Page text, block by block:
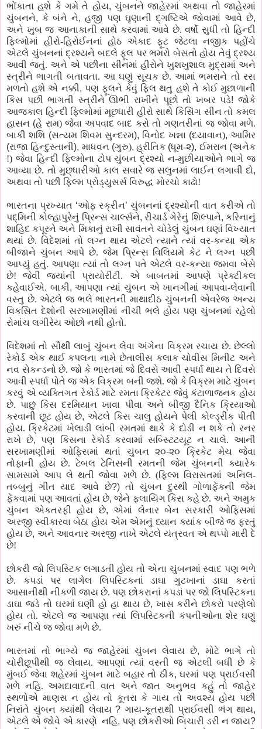
ભોંકાતા હશે કે ગમે તે હોય, ચુંબનને જાહેરમાં અથવા તો જાહેરમાં
ચુંબનને,કે બંને ને,હજી પણ ઘૃણાની દ્ગષ્ટિએ જોવામાં આવે છે,
અને ખુબ જ આનાકાની સાથે કરવામાં આવે છે. વર્ષો સુધી તો હિન્દી
ફિલ્મોમાં
હીરો-હિરોઈનનાં હોઠ એકાદ ફૂટ જેટલા નજીક પહોંચે
એટલે ચુંબનનાં દ્રશ્યને બદલે ફૂલ પર ભમરો બેસતો હોય તેવું દ્રશ્ય
આવી જતું. અને એ પછીના સીનમાં હીરોને ખુશખુશાલ મુદ્રામાં અને
સ્ત્રીને ભાગતી બતાવતા. આ ઘણું સૂચક છે. આમાં ભમરાને તો રસ
મળતો હશે એ નક્કી, પણ ફૂલને કેવું ફિલ થતુ હશે તે કોઈ મુછાળાની
કિસ પછી ભાગતી સ્ત્રીને ઊભી રાખીને પૂછો તો ખબર પડે!જોકે
આજકાલ હિન્દી ફિલ્મોમાં મૂછધારી હીરો સાથે કિસિંગ સીન તો કમલ
હાસન (હે રામ) જેવા અપવાદ બાદ કરો તો ગણતરીનાં જ જોવા મળે.
બાકી શશિ (સત્યમ શિવમ સુન્દરમ), વિનોદ ખન્ના (દયાવાન), આમિર
(રાજા હિન્દુસ્તાની), માધવન (ગુરુ), હ્રીતિક (ધૂમ-૨), ઈમરાન (અનેક
!) જેવા હિન્દી ફિલ્મોના ટોપ ચુંબન દ્રશ્યો ન-મુછીયાઓને ભાગે જ
આવ્યા છે. તો મુછ્ધારીઓ કાલ સવારે જ સલુનમાં લાઈન લગાવી દો,
અથવા તો પછી ફિલ્મ પ્રોડ્યુસર્સ વિરુદ્ધ મોરચો કાઢો!
ભારતના પ્રખ્યાત ‘ઓફ સ્ક્રીન’ ચુંબનનાં દ્રશ્યોની વાત કરીએ તો
પદ્મિની કોલ્હાપુરેનું પ્રિન્સ ચાર્લ્સને,રીચાર્ડ ગેરેનું શિલ્પાને,કરિનાનું
શાહિદ કપૂરને અને મિકાનું રાખી સાવંતને ચોડેલું ચુંબન ઘણાં વિખ્યાત
થયાં છે. વિદેશમાં તો લગ્ન થાય એટલે ત્યાને ત્યાં વર-કન્યા એક
બીજાને ચુંબન આપે છે. જેમ પ્રિન્સ વિલિયમે કેટ ને લગ્ન પછી
આપ્યું હતું. આપણા ત્યાં તો લગ્ન પતે એટલે વર-કન્યા જમવા બેસે
છે! જેવી
જ્યાંની પ્રાયોરીટી. એ બાબતમાં આપણે
પ્રેક્ટીકલ
કહેવાઈએ. બાકી,આપણા ત્યાં ચુંબન એ ખાનગીમાં આપવા-લેવાની
વસ્તુ છે. એટલે જ ભલે ભારતની માથાદીઠ ચુંબનની એવરેજ અન્ય
વિકસિત દેશોની સરખામણીમાં નીચી ભલે હોય પણ ચુંબનમાં રહેલો
રોમાંચ લગીરેય ઓછો નથી હોતો.
વિદેશમાં તો સૌથી લાબું ચુંબન લેવા અંગેના વિક્રમ રચાય છે. છેલ્લો
રેકોર્ડ એક થાઈ કપલના નામે છેતાલીસ કલાક ચોવીસ મિનીટ અને
નવ સેકન્ડનો છે. જો કે ભારતમાં જે દિવસે આવી સ્પર્ધા થાય તે દિવસે
આવી સ્પર્ધા પોતે જ એક વિક્રમ બની જશે. જો કે વિક્રમ માટે ચુંબન
કરવું એ વ્યક્તિગત રેકોર્ડ માટે રમતા ક્રિકેટર જેવું કંટાળાજનક હોય
છે. પાછું કિસ દરમિયાન ખાવા પીવા અને બીજી દૈનિક ક્રિયાઓ
કરવાની છૂટ હોય છે,એટલે કિસ ચાલુ હોયને પેલી કોલ્ડ્રીંક પીતી
હોય. ક્રિકેટમાં ખેલાડી લાંબી રમતમાં થાકે કે દોડી ન શકે તો રનર
રાખે છે, પણ કિસના રેકોર્ડ કરવામાં સબ્સ્ટિટયૂટ ન ચાલે. આની
સરખામણીમાં ઓફિસમાં થતાં ચુંબન
૨૦-૨૦ ક્રિકેટ મેચ
જેવા
તોફાની હોય છે. ટેબલ ટેનિસની રમતની જેમ ચુંબનની ક્યારેક
સામસામે આપ લે થતી જોવા મળે છે. (ફિલ્મ વિરાસતમાં અનિલ-
તબ્બુનું
ગીત યાદ આવે છે?)તો ચુંબન દુરથી ગોળાફેંકની
જેમ
ફેંકવામાં પણ આવતાં હોય છે,જેને ફ્લાયિંગ કિસ કહે છે. અને અમુક
ચુંબન એકતરફી હોય છે, એમાં લેનાર બેન સરકારી ઓફિસમાં
અરજી સ્વીકારવા બેઠા હોય એમ એમનું ધ્યાન ક્યાંક બીજે જ ફરતું
હોય છે, અને આવનાર અરજી નાખે એટલે યંત્રવત એ થપ્પો મારી દે
છે!
છોકરી જો લિપસ્ટિક લગાડતી હોય તો એના ચુંબનમાં સ્વાદ પણ ભળે
છે. કપડાં
પર લાગેલ લિપસ્ટિકનાં ડાઘા ગુટખાનાં
ડાઘા કરતાં
આસાનીથી નીકળી જાય છે. પણ છોકરાનાં કપડાં પર જો લિપસ્ટિકના
ડાઘા જડે તો ઘરમાં ઘણી હો હા થાય છે, ખાસ કરીને છોકરો પરણેલો
હોય તો. એટલે જ આપણા ત્યાં લિપસ્ટિકની કંપનીઓના શેર ઘણું
ખરું નીચે જ જોવા મળે છે.
ભારતમાં તો ભાગ્યે જ જાહેરમાં ચુંબન લેવાય છે, મોટે ભાગે તો
ચોરીછૂપીથી જ લેવાય. આપણાં ત્યાં વસ્તી જ એટલી બધી છે કે
મુંબઈ જેવા શહેરમાં ચુંબન માટે બહાર તો ઠીક,ઘરમાં પણ પ્રાઈવસી
મળે નહિ. અમદાવાદની વાત અને જાત અનુભવ કહું તો જાહેર
સ્થળોએ માણસ ન હોય તો કૂતરા કે ગાય તો અવશ્ય હોય પછી
નિરાંતે ચુંબન ક્યાંથી લેવાય ? ગાય-કૂતરાથી પ્રાઈવસી ભંગ થાય,
એટલે એ જોવે એ કારણે નહિ,પણ છોકરીઓ બિચારી ડરી ન જાય?